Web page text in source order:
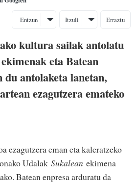
Entzun Itzuli Erraztu
kultura sailak antolatu
eta Batean
antolaketa lanetan,
ezagutzera emateko
ezagutzera eman eta kaleratzeko
Udalak Sukalean ekimena
Batean enpresa arduratu da